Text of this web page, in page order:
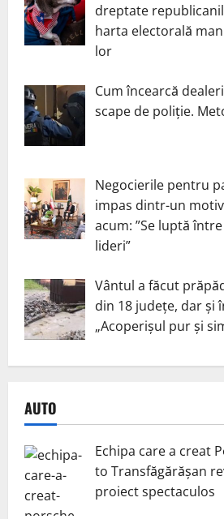
dreptate
harta electorală
lor
Cum încearcă
scape de poliție.
Negocierile pentru
impas dintr-un
acum: ”Se luptă
lideri”
Vântul a făcut
din 18 județe, dar și
„Acoperișul pur și
AUTO
Echipa care a creat
to Transfăgărășan
proiect spectaculos